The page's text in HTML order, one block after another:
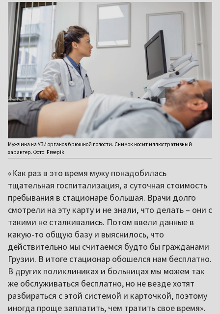
Мужчина на УЗИ органов брюшной полости. Снимок носит иллюстративный
характер. Фото: Freepik
«Как раз в это время мужу понадобилась
тщательная госпитализация, а суточная стоимость
пребывания в стационаре большая. Врачи долго
смотрели на эту карту и не знали, что делать – они с
такими не сталкивались. Потом ввели данные в
какую-то общую базу и выяснилось, что
действительно мы считаемся будто бы гражданами
Грузии. В итоге стационар обошелся нам бесплатно.
В других поликлиниках и больницах мы можем так
же обслуживаться бесплатно, но не везде хотят
разбираться с этой системой и карточкой, поэтому
иногда проще заплатить, чем тратить свое время».